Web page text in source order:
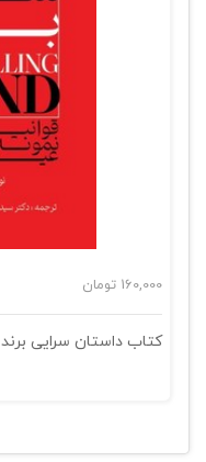
160,000 تومان
کتاب داستان سرایی برند